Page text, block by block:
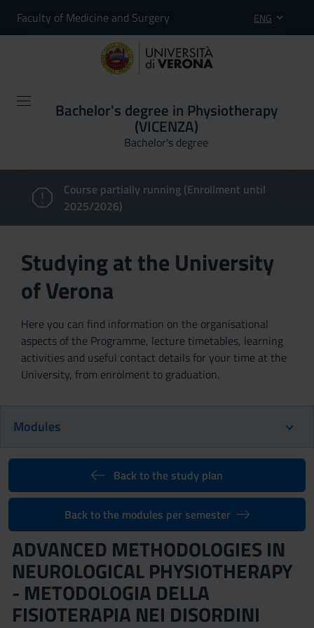
Faculty of Medicine and Surgery ENG
Bachelor's degree in Physiotherapy
(VICENZA)
Bachelor's degree
Course partially running (Enrollment until
2025/2026)
Studying at the University
of Verona
Here you can find information on the organisational
aspects of the Programme, lecture timetables, learning
activities and useful contact details for your time at the
University, from enrolment to graduation.
Modules
Back to the study plan
Back to the modules per semester
ADVANCED METHODOLOGIES IN
NEUROLOGICAL PHYSIOTHERAPY
- METODOLOGIA DELLA
FISIOTERAPIA NEI DISORDINI